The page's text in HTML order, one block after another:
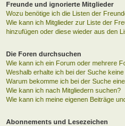
Freunde und ignorierte Mitglieder
Wozu benötige ich die Listen der
Wie kann ich Mitglieder zur Liste der
hinzufügen oder diese wieder aus den
Die Foren durchsuchen
Wie kann ich ein Forum oder mehrere
Weshalb erhalte ich bei der Suche
Warum bekomme ich bei der Suche
Wie kann ich nach Mitgliedern suchen?
Wie kann ich meine eigenen Beiträge
Abonnements und Lesezeichen